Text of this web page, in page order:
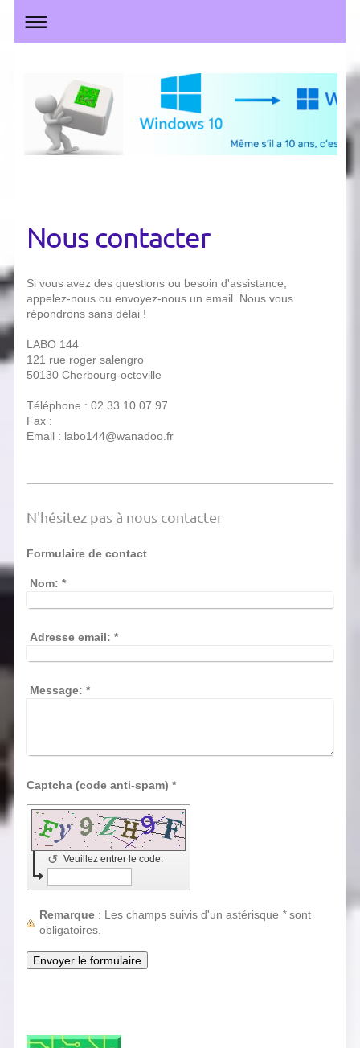
Nous contacter
Si vous avez des questions ou besoin d'assistance,
appelez-nous ou envoyez-nous un email. Nous vous
répondrons sans délai !
LABO 144
121 rue roger salengro
50130 Cherbourg-octeville
Téléphone : 02 33 10 07 97
Fax :
Email : labo144@wanadoo.fr
N'hésitez pas à nous contacter
Formulaire de contact
Nom: *
Adresse email: *
Message: *
Captcha (code anti-spam) *
Veuillez entrer le code.
↺
Remarque : Les champs suivis d'un astérisque *sont
obligatoires.